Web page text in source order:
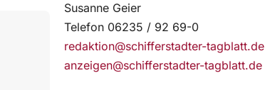
Susanne Geier
Telefon 06235 / 92 69-0
redaktion@schifferstadter-tagblatt.de
anzeigen@schifferstadter-tagblatt.de